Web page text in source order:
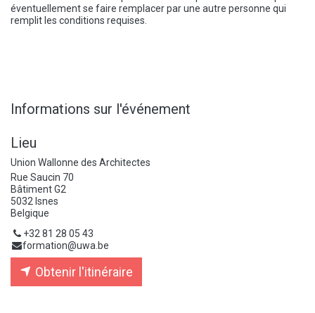
éventuellement se faire remplacer par une autre personne qui
remplit les conditions requises.
Informations sur l'événement
Lieu
Union Wallonne des Architectes
Rue Saucin 70
Bâtiment G2
5032 Isnes
Belgique
+32 81 28 05 43
formation@uwa.be
Obtenir l'itinéraire